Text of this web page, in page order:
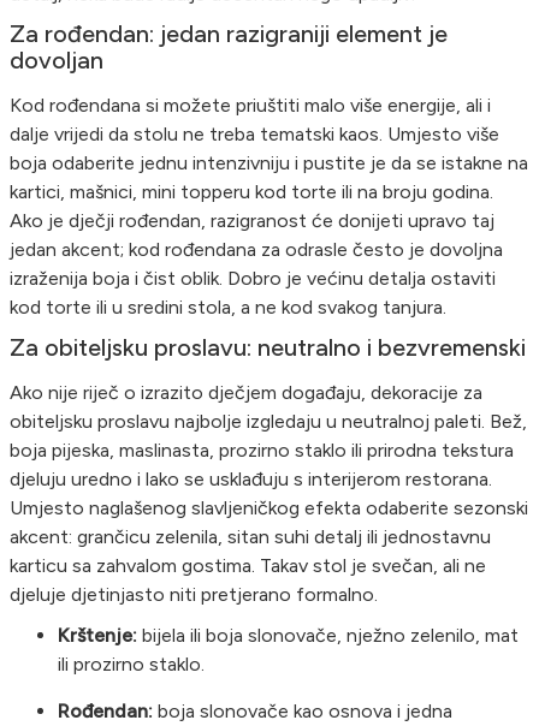
Za rođendan: jedan razigraniji element je
dovoljan
Kod rođendana si možete priuštiti malo više energije, ali i
dalje vrijedi da stolu ne treba tematski kaos. Umjesto više
boja odaberite jednu intenzivniju i pustite je da se istakne na
kartici, mašnici, mini topperu kod torte ili na broju godina.
Ako je dječji rođendan, razigranost će donijeti upravo taj
jedan akcent; kod rođendana za odrasle često je dovoljna
izraženija boja i čist oblik. Dobro je većinu detalja ostaviti
kod torte ili u sredini stola, a ne kod svakog tanjura.
Za obiteljsku proslavu: neutralno i bezvremenski
Ako nije riječ o izrazito dječjem događaju, dekoracije za
obiteljsku proslavu najbolje izgledaju u neutralnoj paleti. Bež,
boja pijeska, maslinasta, prozirno staklo ili prirodna tekstura
djeluju uredno i lako se usklađuju s interijerom restorana.
Umjesto naglašenog slavljeničkog efekta odaberite sezonski
akcent: grančicu zelenila, sitan suhi detalj ili jednostavnu
karticu sa zahvalom gostima. Takav stol je svečan, ali ne
djeluje djetinjasto niti pretjerano formalno.
Krštenje: bijela ili boja slonovače, nježno zelenilo, mat
ili prozirno staklo.
Rođendan: boja slonovače kao osnova i jedna